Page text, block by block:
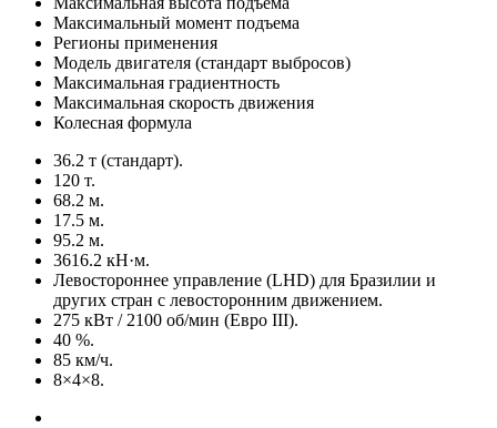
Максимальный момент подъема
Регионы применения
Модель двигателя (стандарт выбросов)
Максимальная градиентность
Максимальная скорость движения
Колесная формула
36.2 т (стандарт).
120 т.
68.2 м.
17.5 м.
95.2 м.
3616.2 кН·м.
Левостороннее управление (LHD) для Бразилии и
других стран с левосторонним движением.
275 кВт / 2100 об/мин (Евро III).
40 %.
85 км/ч.
8×4×8.